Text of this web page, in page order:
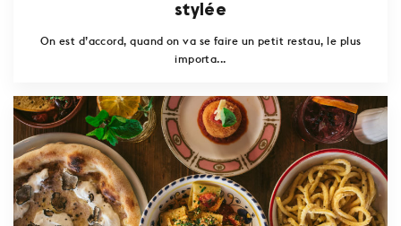
stylée
On est d’accord, quand on va se faire un petit restau, le plus
importa...